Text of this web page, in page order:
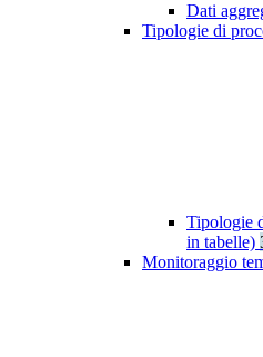
Dati
Tipologie di
Tipologie
in tabelle)
Monitoraggio